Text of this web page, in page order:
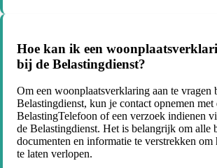
Hoe kan ik een
bij de Belastingdienst?
Om een woonplaatsverklaring aan te vragen
Belastingdienst, kun je contact opnemen met
BelastingTelefoon of een verzoek indienen
de Belastingdienst. Het is belangrijk om alle
documenten en informatie te verstrekken om
te laten verlopen.